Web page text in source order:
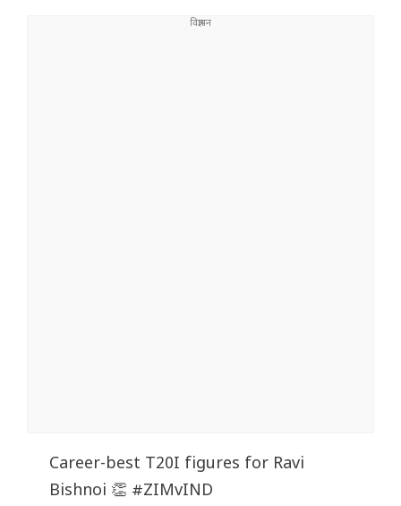
Career-best T20I figures for Ravi
Bishnoi 👏 #ZIMvIND